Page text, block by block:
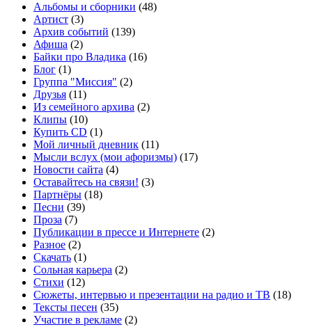
Альбомы и сборники (48)
Артист (3)
Архив событий (139)
Афиша (2)
Байки про Владика (16)
Блог (1)
Группа "Миссия" (2)
Друзья (11)
Из семейного архива (2)
Клипы (10)
Купить CD (1)
Мой личный дневник (11)
Мысли вслух (мои афоризмы) (17)
Новости сайта (4)
Оставайтесь на связи! (3)
Партнёры (18)
Песни (39)
Проза (7)
Публикации в прессе и Интернете (2)
Разное (2)
Скачать (1)
Сольная карьера (2)
Стихи (12)
Сюжеты, интервью и презентации на радио и ТВ (18)
Тексты песен (35)
Участие в рекламе (2)